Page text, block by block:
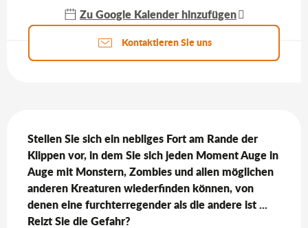
Zu Google Kalender hinzufügen
Aktuelle Agenda
Kontaktieren Sie uns
Stellen Sie sich ein nebliges Fort am Rande der
Klippen vor, in dem Sie sich jeden Moment Auge in
Auge mit Monstern, Zombies und allen möglichen
anderen Kreaturen wiederfinden können, von
denen eine furchterregender als die andere ist ...
Reizt Sie die Gefahr?